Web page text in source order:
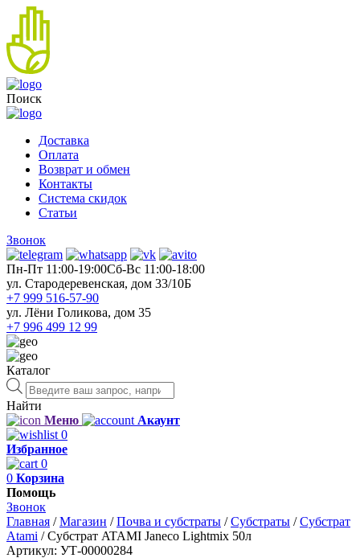
Поиск
Доставка
Оплата
Возврат и обмен
Контакты
Система скидок
Статьи
Звонок
Пн-Пт 11:00-19:00Cб-Вс 11:00-18:00
ул. Стародеревенская, дом 33/10Б
+7 999 516-57-90
ул. Лёни Голикова, дом 35
+7 996 499 12 99
Каталог
Поиск
товаров
Найти
Меню
Акаунт
0
Избранное
0
0 Корзина
Помощь
Звонок
Главная /Магазин /Почва и субстраты /Субстраты /Субстрат
Atami /Субстрат ATAMI Janeco Lightmix 50л
Артикул: УТ-00000284